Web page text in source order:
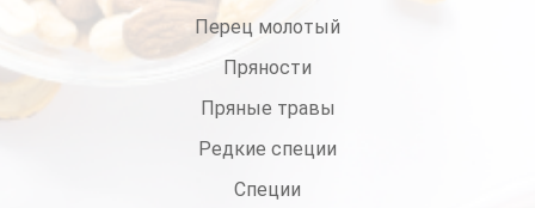
Перец молотый
Пряности
Пряные травы
Редкие специи
Специи